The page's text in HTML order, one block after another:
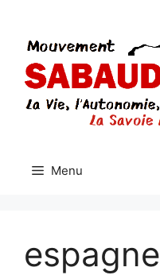
contenu
Menu
espagne